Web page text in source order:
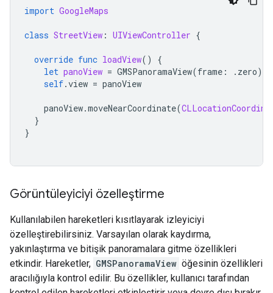
import GoogleMaps
class StreetView : UIViewController {
override func loadView()
{
let panoView = GMSPanoramaView(frame : . zero)
self.view = panoView
panoView.moveNearCoordinate(
}
}
Görüntüleyiciyi özelleştirme
Kullanılabilen hareketleri kısıtlayarak izleyiciyi
özelleştirebilirsiniz. Varsayılan olarak kaydırma,
yakınlaştırma ve bitişik panoramalara gitme özellikleri
etkindir. Hareketler, GMSPanoramaView öğesinin özellikleri
aracılığıyla kontrol edilir. Bu özellikler, kullanıcı tarafından